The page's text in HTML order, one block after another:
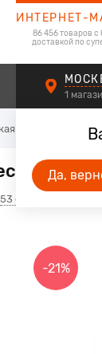
ИНТЕРНЕТ-
86 456 товаров с
доставкой по
Да,
1
техника
Mijia
53 отзывов
-21%